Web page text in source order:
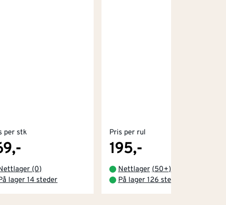
per stk
(0)
lager 14 steder
Pris per rul
195,-
Nettlager (50+)
På lager 126 steder